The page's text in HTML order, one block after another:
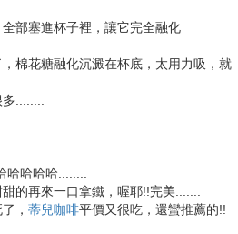
部塞進杯子裡，讓它完全融化
棉花糖融化沉澱在杯底，太用力吸，就
........
哈哈哈........
的再來一口拿鐵，喔耶!!完美.......
， 蒂兒咖啡平價又很吃， 還蠻推薦的!!